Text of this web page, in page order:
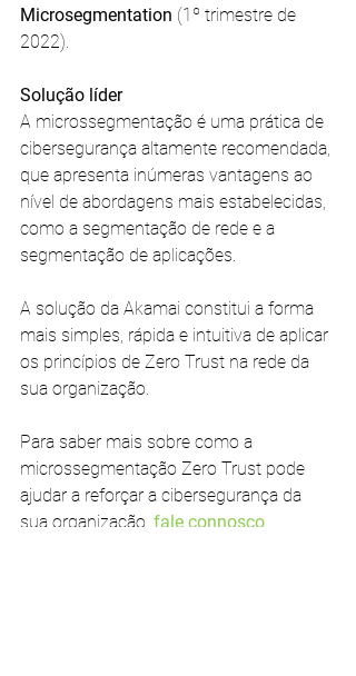
Microsegmentation (1º trimestre de
2022).
Solução líder
A microssegmentação é uma prática de
cibersegurança altamente recomendada,
que apresenta inúmeras vantagens ao
nível de abordagens mais estabelecidas,
como a segmentação de rede e a
segmentação de aplicações.
A solução da Akamai constitui a forma
mais simples, rápida e intuitiva de aplicar
os princípios de Zero Trust na rede da
sua organização.
Para saber mais sobre como a
microssegmentação Zero Trust pode
ajudar a reforçar a cibersegurança da
sua organização, fale connosco